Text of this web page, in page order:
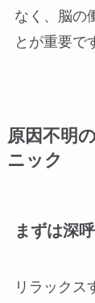
なく、脳の
とが重要で
原因不明
ニック
まずは深
リラックス